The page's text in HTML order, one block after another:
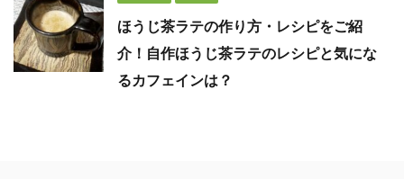
ほうじ茶ラテの作り方・レシピをご紹
介！自作ほうじ茶ラテのレシピと気にな
るカフェインは？